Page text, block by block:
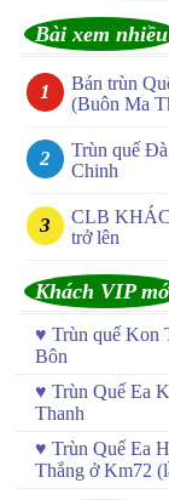
Bài xem nhiều
Bán trùn
(Buôn Ma
Trùn quế
Chinh
CLB
trở lên
Khách VIP
♥ Trùn quế Kon
Bôn
♥ Trùn Quế Ea
Thanh
♥ Trùn Quế Ea
Thắng ở Km72